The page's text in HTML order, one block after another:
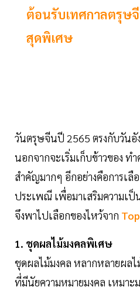
ต้อนรับเทศกาลตรุษ
สุดพิเศษ
วันตรุษจีนปี 2565 ตรงกับวัน
นอกจากจะเริ่มเก็บข้าวของ ท
สำคัญมากๆ อีกอย่างคือการเลื
ประเพณี เพื่อมาเสริมความเป็
จึงพาไปเลือกของไหว้จาก
1. ชุดผลไม้มงคลพิเศษ
ชุดผลไม้มงคล หลากหลายผล
ที่มีนัยความหมายมงคล เหมา